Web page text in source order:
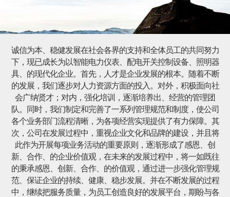
诚信为本、稳健发展在社会各界的支持和全体员工的共同努力
下，现已成长为以智能电力仪表、配电开关控制设备、照明器
具、的现代化企业。首先，人才是企业发展的根本。随着不断
的发展，我们逐步对人力资源方面的投入。对外，积极面向社
会广纳贤才；对内，强化培训，逐渐培养出、经营的管理团
队。同时，我们制定和完善了一系列管理规范和制度，使公司
各个业务部门流程清晰，为各项经营实现提供了有力保障。其
次，公司在发展过程中，重视企业文化和品牌的建设，并且将
此作为开展每项业务活动的重要原则，逐渐形成了感恩、创
新、合作、的企业价值观，在未来的发展过程中，将一如既往
的秉承感恩、创新、合作、的价值观，通过进一步强化管理规
范、保证企业的持续、健康、稳步发展。并在不断发展的过程
中，继续把服务质量，为员工创造良好的发展平台，期盼与各